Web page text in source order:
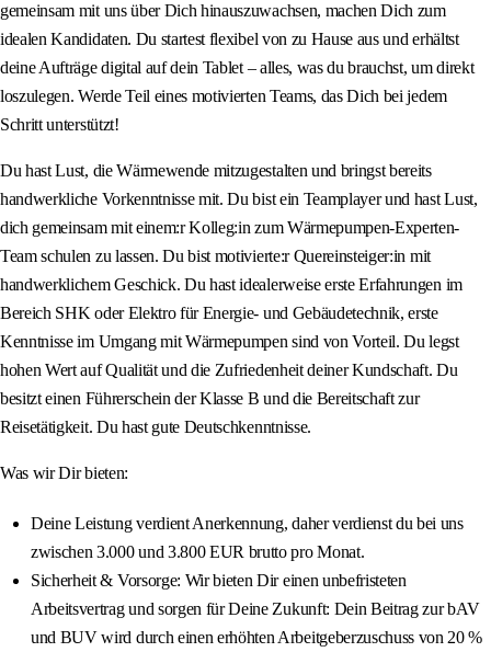
gemeinsam mit uns über Dich hinauszuwachsen, machen Dich zum
idealen Kandidaten. Du startest flexibel von zu Hause aus und erhältst
deine Aufträge digital auf dein Tablet – alles, was du brauchst, um direkt
loszulegen. Werde Teil eines motivierten Teams, das Dich bei jedem
Schritt unterstützt!
Du hast Lust, die Wärmewende mitzugestalten und bringst bereits
handwerkliche Vorkenntnisse mit. Du bist ein Teamplayer und hast Lust,
dich gemeinsam mit einem:r Kolleg:in zum Wärmepumpen-Experten-
Team schulen zu lassen. Du bist motivierte:r Quereinsteiger:in mit
handwerklichem Geschick. Du hast idealerweise erste Erfahrungen im
Bereich SHK oder Elektro für Energie- und Gebäudetechnik, erste
Kenntnisse im Umgang mit Wärmepumpen sind von Vorteil. Du legst
hohen Wert auf Qualität und die Zufriedenheit deiner Kundschaft. Du
besitzt einen Führerschein der Klasse B und die Bereitschaft zur
Reisetätigkeit. Du hast gute Deutschkenntnisse.
Was wir Dir bieten:
Deine Leistung verdient Anerkennung, daher verdienst du bei uns
zwischen 3.000 und 3.800 EUR brutto pro Monat.
Sicherheit & Vorsorge: Wir bieten Dir einen unbefristeten
Arbeitsvertrag und sorgen für Deine Zukunft: Dein Beitrag zur bAV
und BUV wird durch einen erhöhten Arbeitgeberzuschuss von 20 %